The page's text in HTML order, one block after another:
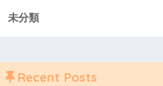
未分類
Recent Posts